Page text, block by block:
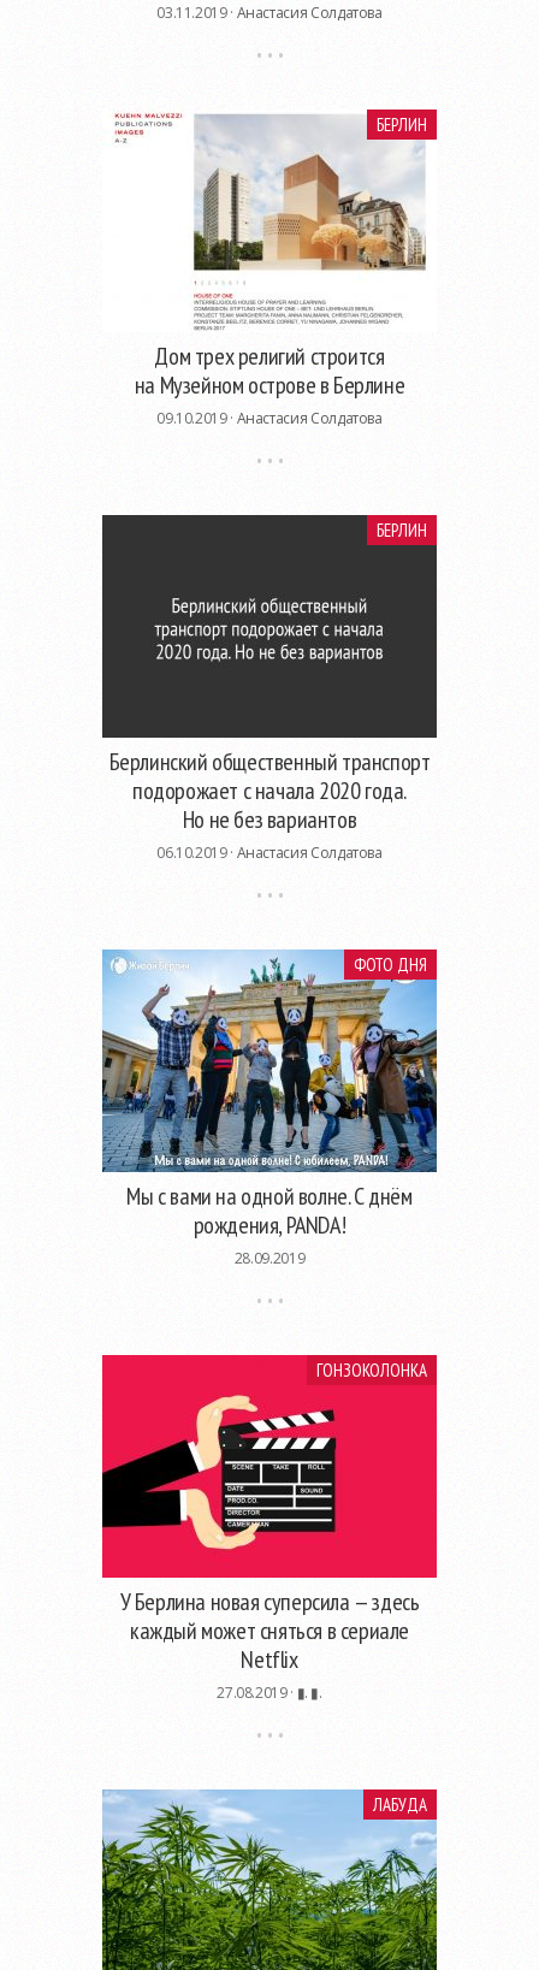
03.11.2019 · Анастасия Солдатова
БЕРЛИН
Дом трех религий строится
на Музейном острове в Берлине
09.10.2019 · Анастасия Солдатова
БЕРЛИН
Берлинский общественный транспорт
подорожает с начала 2020 года.
Но не без вариантов
06.10.2019 · Анастасия Солдатова
ФОТО ДНЯ
Мы с вами на одной волне. С днём
рождения, PANDA!
28.09.2019
ГОНЗОКОЛОНКА
У Берлина новая суперсила — здесь
каждый может сняться в сериале
Netflix
27.08.2019 · ▮. ▮.
ЛАБУДА